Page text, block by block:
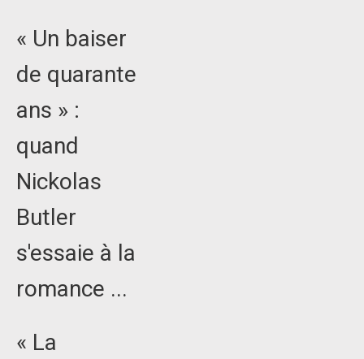
« Un baiser
de quarante
ans » :
quand
Nickolas
Butler
s'essaie à la
romance ...
« La